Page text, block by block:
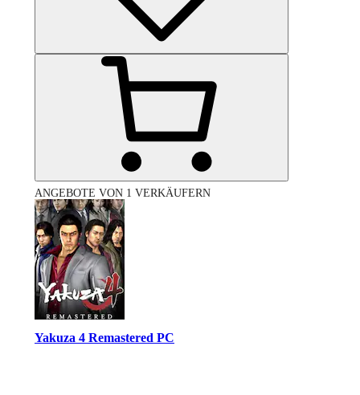
ANGEBOTE VON 1 VERKÄUFERN
Yakuza 4 Remastered PC